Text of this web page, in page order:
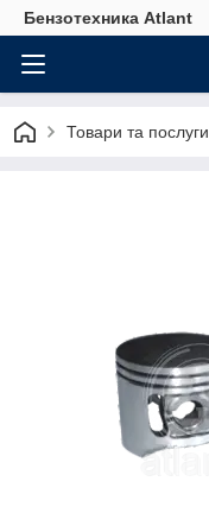
Бензотехника Atlant
Товари та послуги